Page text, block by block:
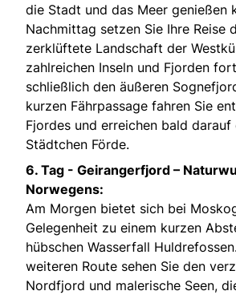
die Stadt und das Meer genießen
Nachmittag setzen Sie Ihre Reise
zerklüftete Landschaft der
zahlreichen Inseln und Fjorden
schließlich den äußeren
kurzen Fährpassage fahren Sie
Fjordes und erreichen bald
Städtchen Förde.
6. Tag - Geirangerfjord –
Norwegens:
Am Morgen bietet sich bei
Gelegenheit zu einem kurzen
hübschen Wasserfall
weiteren Route sehen Sie den
Nordfjord und malerische Seen,